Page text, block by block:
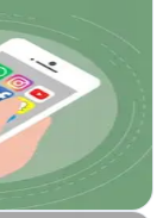
que posicionan tu